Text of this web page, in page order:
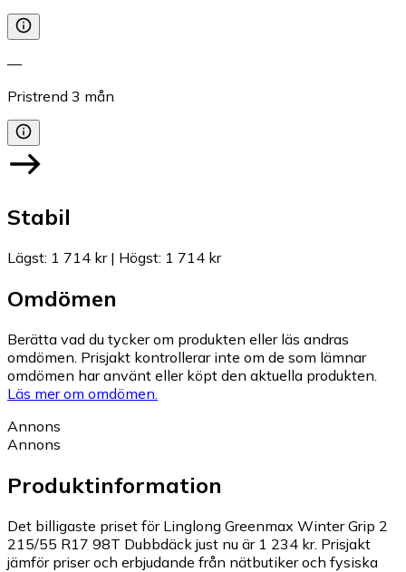
—
Pristrend 3 mån
Stabil
Lägst: 1 714 kr| Högst: 1 714 kr
Omdömen
Berätta vad du tycker om produkten eller läs andras
omdömen. Prisjakt kontrollerar inte om de som lämnar
omdömen har använt eller köpt den aktuella produkten.
Läs mer om omdömen.
Annons
Annons
Produktinformation
Det billigaste priset för Linglong Greenmax Winter Grip 2
215/55 R17 98T Dubbdäck just nu är 1 234 kr. Prisjakt
jämför priser och erbjudande från nätbutiker och fysiska